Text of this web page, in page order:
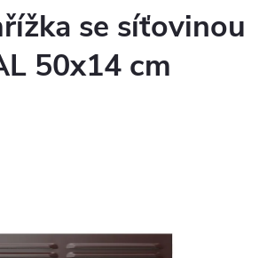
se síťovinou
50x14 cm